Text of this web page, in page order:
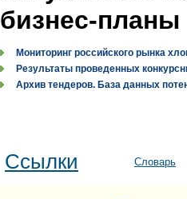
бизнес-планы
Мониторинг российского рынка
Результаты проведенных
Архив тендеров. База данных
Ссылки Словарь